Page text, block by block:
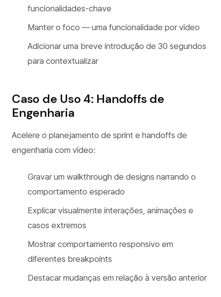
funcionalidades-chave
Manter o foco — uma funcionalidade por vídeo
Adicionar uma breve introdução de 30 segundos
para contextualizar
Caso de Uso 4: Handoffs de
Engenharia
Acelere o planejamento de sprint e handoffs de
engenharia com vídeo:
Gravar um walkthrough de designs narrando o
comportamento esperado
Explicar visualmente interações, animações e
casos extremos
Mostrar comportamento responsivo em
diferentes breakpoints
Destacar mudanças em relação à versão anterior